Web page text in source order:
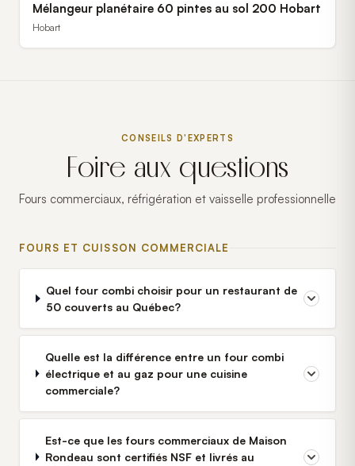
Mélangeur planétaire 60 pintes au sol 200 Hobart
Hobart
CONSEILS D'EXPERTS
Foire aux questions
Fours commerciaux, réfrigération et vaisselle professionnelle
FOURS ET CUISSON COMMERCIALE
Quel four combi choisir pour un restaurant de
50 couverts au Québec?
Quelle est la différence entre un four combi
électrique et au gaz pour une cuisine
commerciale?
Est-ce que les fours commerciaux de Maison
Rondeau sont certifiés NSF et livrés au